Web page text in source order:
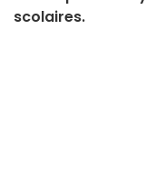
scolaires.